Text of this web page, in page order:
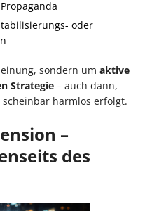
oder
sondern um aktive
Strategie – auch dann,
harmlos erfolgt.
–
des